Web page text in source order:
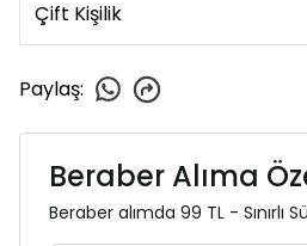
Paylaş:
Beraber Alıma
Beraber alımda 99 TL - Sınırlı